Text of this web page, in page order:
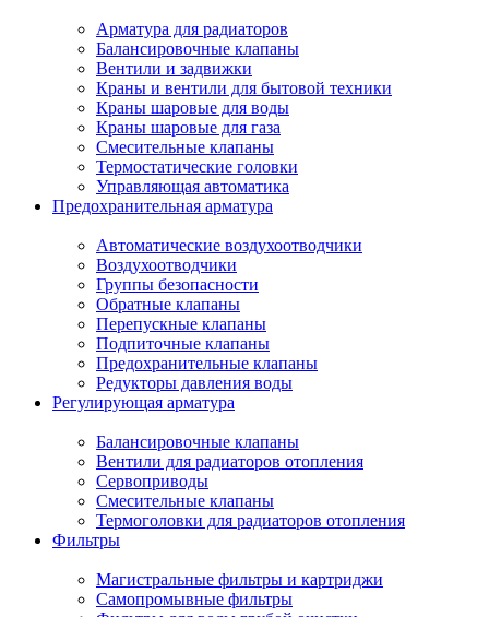
Арматура для радиаторов
Балансировочные клапаны
Вентили и задвижки
Краны и вентили для бытовой техники
Краны шаровые для воды
Краны шаровые для газа
Смесительные клапаны
Термостатические головки
Управляющая автоматика
Предохранительная арматура
Автоматические воздухоотводчики
Воздухоотводчики
Группы безопасности
Обратные клапаны
Перепускные клапаны
Подпиточные клапаны
Предохранительные клапаны
Редукторы давления воды
Регулирующая арматура
Балансировочные клапаны
Вентили для радиаторов отопления
Сервоприводы
Смесительные клапаны
Термоголовки для радиаторов отопления
Фильтры
Магистральные фильтры и картриджи
Самопромывные фильтры